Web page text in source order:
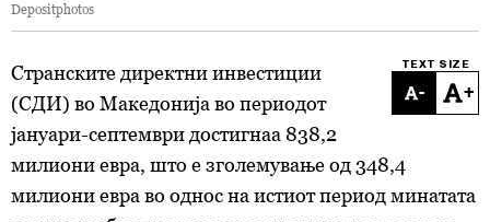
Depositphotos
TEXT SIZE
- +
Странските директни инвестиции
(СДИ) во Македонија во периодот
јануари-септември достигнаа 838,2
милиони евра, што е зголемување од 348,4
милиони евра во однос на истиот период минатата